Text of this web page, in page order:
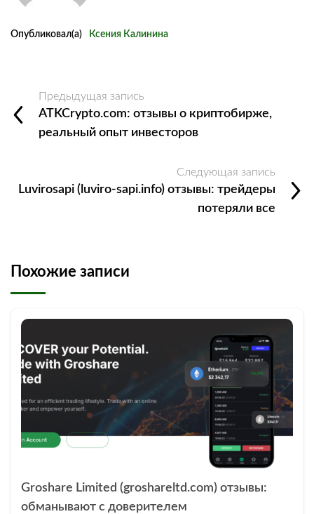
Опубликовал(а) Ксения Калинина
Предыдущая запись
ATKCrypto.com: отзывы о криптобирже,
реальный опыт инвесторов
Следующая запись
Luvirosapi (luviro-sapi.info) отзывы: трейдеры
потеряли все
Похожие записи
Groshare Limited (groshareltd.com) отзывы:
обманывают с доверителем